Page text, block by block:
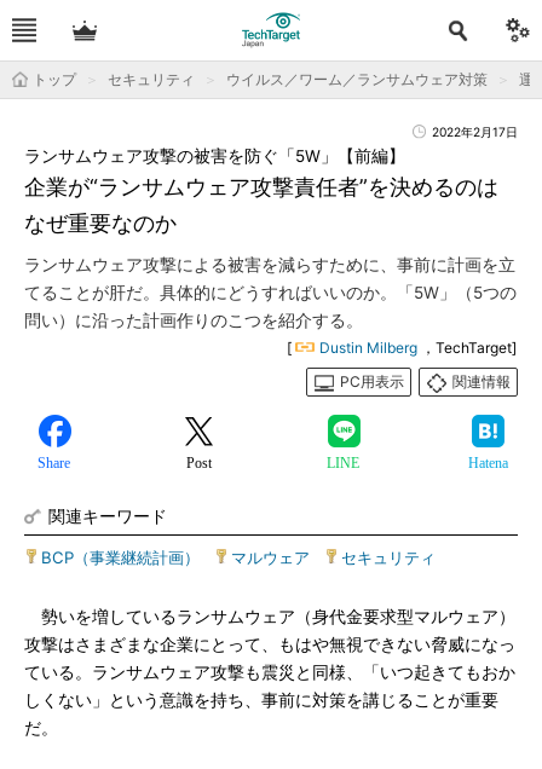
トップ セキュリティ ウイルス／ワーム／ランサムウェア対策 運
2022年2月17日
企業が“ランサムウェア攻撃責任者”を決めるのは
なぜ重要なのか
ランサムウェア攻撃の被害を防ぐ「5W」【前編】
ランサムウェア攻撃による被害を減らすために、事前に計画を立
てることが肝だ。具体的にどうすればいいのか。「5W」（5つの
問い）に沿った計画作りのこつを紹介する。
[ Dustin Milberg ，TechTarget]
PC用表示
関連情報
Share Post LINE Hatena
関連キーワード
BCP（事業継続計画） マルウェア セキュリティ
勢いを増しているランサムウェア（身代金要求型マルウェア）
攻撃はさまざまな企業にとって、もはや無視できない脅威になっ
ている。ランサムウェア攻撃も震災と同様、「いつ起きてもおか
しくない」という意識を持ち、事前に対策を講じることが重要
だ。